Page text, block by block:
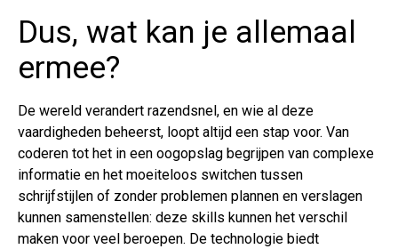
Dus, wat kan je allemaal
ermee?
De wereld verandert razendsnel, en wie al deze
vaardigheden beheerst, loopt altijd een stap voor. Van
coderen tot het in een oogopslag begrijpen van complexe
informatie en het moeiteloos switchen tussen
schrijfstijlen of zonder problemen plannen en verslagen
kunnen samenstellen: deze skills kunnen het verschil
maken voor veel beroepen. De technologie biedt